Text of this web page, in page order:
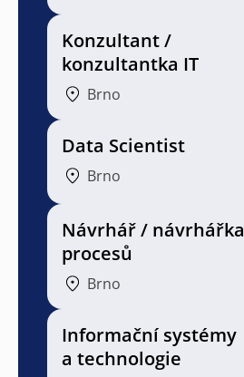
Konzultant /
konzultantka IT
Brno
Data Scientist
Brno
Návrhář / návrhářka
procesů
Brno
Informační systémy
a technologie